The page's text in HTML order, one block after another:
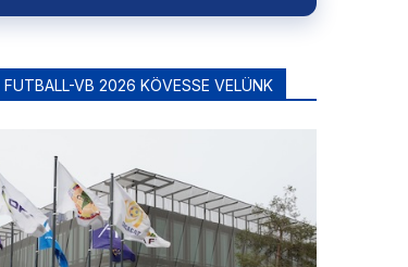
FUTBALL-VB 2026 KÖVESSE VELÜNK